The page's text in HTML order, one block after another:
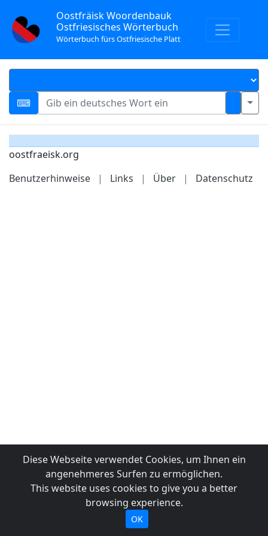
Oostfräisk Woordenbauk
Ostfriesisches Wörterbuch
Wörterbuch fürs Ostfriesische Platt
oostfraeisk.org
Benutzerhinweise
| Links | Über | Datenschutz
Diese Webseite verwendet Cookies, um Ihnen ein
angenehmeres Surfen zu ermöglichen.
This website uses cookies to give you a better
browsing experience.
OK